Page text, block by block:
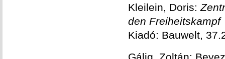
Kleilein, Doris:
den Freiheitskampf
Kiadó: Bauwelt,
Gálig, Zoltán: